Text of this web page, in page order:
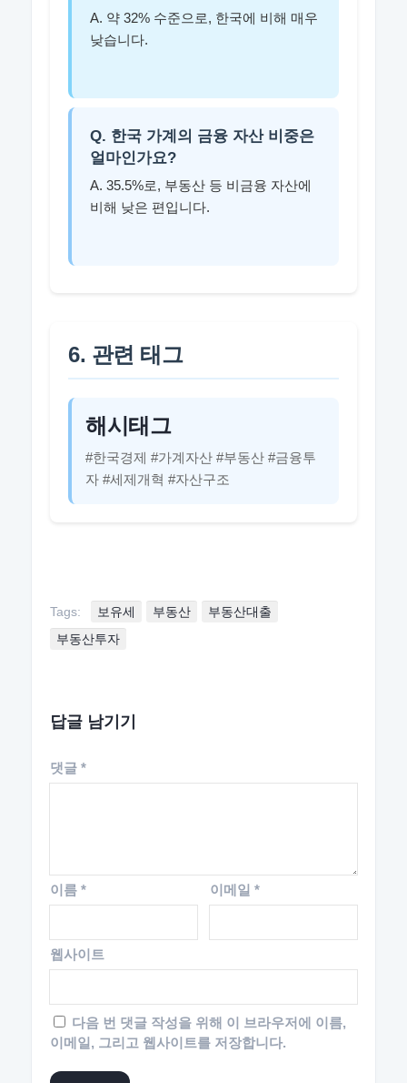
A. 약 32% 수준으로, 한국에 비해 매우
낮습니다.
Q. 한국 가계의 금융 자산 비중은
얼마인가요?
A. 35.5%로, 부동산 등 비금융 자산에
비해 낮은 편입니다.
6. 관련 태그
해시태그
#한국경제 #가계자산 #부동산 #금융투
자 #세제개혁 #자산구조
Tags: 보유세 부동산
부동산대출
부동산투자
답글 남기기
댓글 *
이름 * 이메일 *
웹사이트
다음 번 댓글 작성을 위해 이 브라우저에 이름,
이메일, 그리고 웹사이트를 저장합니다.